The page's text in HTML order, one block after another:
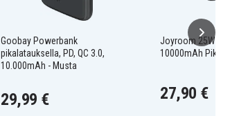
Goobay Powerbank
pikalatauksella, PD, QC 3.0,
10.000mAh - Musta
29,99 €
Joyroom 25W
10000mAh Pikalataus
27,90 €